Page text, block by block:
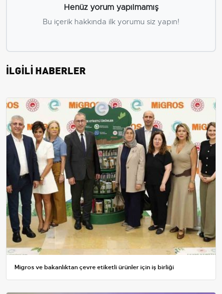
Henüz yorum yapılmamış
Bu içerik hakkında ilk yorumu siz yapın!
İLGİLİ HABERLER
Migros ve bakanlıktan çevre etiketli ürünler için iş birliği